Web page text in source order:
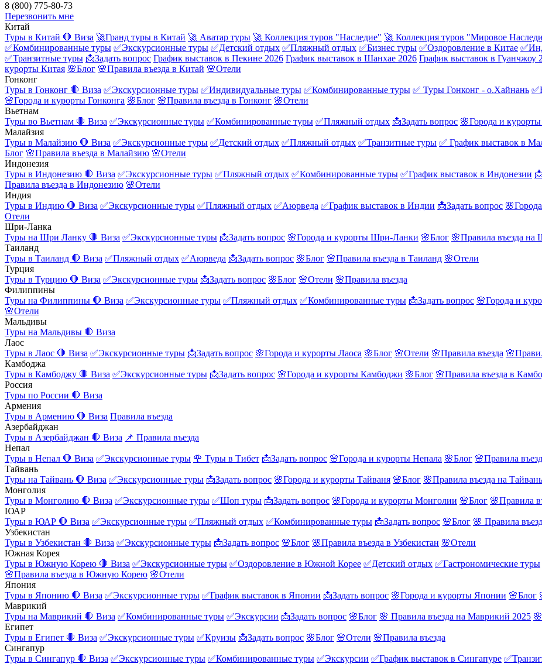
8 (800) 775-80-73
Перезвонить мне
Китай
Туры в Китай 🛑 Виза 🚀Гранд туры в Китай 🚀 Аватар туры 🚀 Коллекция туров "Наследие" 🚀 Коллекция туров "Мировое
✅Комбинированные туры ✅Экскурсионные туры ✅Детский отдых ✅Пляжный отдых ✅Бизнес туры ✅Оздоровление в Китае
✅Транзитные туры 📩Задать вопрос График выставок в Пекине 2026 График выставок в Шанхае 2026 График выставок в Гуанчжоу
курорты Китая 🌸Блог 🌸Правила въезда в Китай 🌸Отели
Гонконг
Туры в Гонконг 🛑 Виза ✅Экскурсионные туры ✅Индивидуальные туры ✅Комбинированные туры ✅ Туры Гонконг - о.Хайнань
🌸Города и курорты Гонконга 🌸Блог 🌸Правила въезда в Гонконг 🌸Отели
Вьетнам
Туры во Вьетнам 🛑 Виза ✅Экскурсионные туры ✅Комбинированные туры ✅Пляжный отдых 📩Задать вопрос 🌸Города и
Малайзия
Туры в Малайзию 🛑 Виза ✅Экскурсионные туры ✅Детский отдых ✅Пляжный отдых ✅Транзитные туры ✅ График выставок в
Блог 🌸Правила въезда в Малайзию 🌸Отели
Индонезия
Туры в Индонезию 🛑 Виза ✅Экскурсионные туры ✅Пляжный отдых ✅Комбинированные туры ✅График выставок в Индонезии
Правила въезда в Индонезию 🌸Отели
Индия
Туры в Индию 🛑 Виза ✅Экскурсионные туры ✅Пляжный отдых ✅Аюрведа ✅График выставок в Индии 📩Задать вопрос
Отели
Шри-Ланка
Туры на Шри Ланку 🛑 Виза ✅Экскурсионные туры 📩Задать вопрос 🌸Города и курорты Шри-Ланки 🌸Блог 🌸Правила въезда
Таиланд
Туры в Таиланд 🛑 Виза ✅Пляжный отдых ✅Аюрведа 📩Задать вопрос 🌸Блог 🌸Правила въезда в Таиланд 🌸Отели
Турция
Туры в Турцию 🛑 Виза ✅Экскурсионные туры 📩Задать вопрос 🌸Блог 🌸Отели 🌸Правила въезда
Филиппины
Туры на Филиппины 🛑 Виза ✅Экскурсионные туры ✅Пляжный отдых ✅Комбинированные туры 📩Задать вопрос 🌸Города и
🌸Отели
Мальдивы
Туры на Мальдивы 🛑 Виза
Лаос
Туры в Лаос 🛑 Виза ✅Экскурсионные туры 📩Задать вопрос 🌸Города и курорты Лаоса 🌸Блог 🌸Отели 🌸Правила въезда
Камбоджа
Туры в Камбоджу 🛑 Виза ✅Экскурсионные туры 📩Задать вопрос 🌸Города и курорты Камбоджи 🌸Блог 🌸Правила въезда в
Россия
Туры по России 🛑 Виза
Армения
Туры в Армению 🛑 Виза Правила въезда
Азербайджан
Туры в Азербайджан 🛑 Виза 📌 Правила въезда
Непал
Туры в Непал 🛑 Виза ✅Экскурсионные туры 🌹 Туры в Тибет 📩Задать вопрос 🌸Города и курорты Непала 🌸Блог 🌸Правила
Тайвань
Туры на Тайвань 🛑 Виза ✅Экскурсионные туры 📩Задать вопрос 🌸Города и курорты Тайваня 🌸Блог 🌸Правила въезда на Тайвань
Монголия
Туры в Монголию 🛑 Виза ✅Экскурсионные туры ✅Шоп туры 📩Задать вопрос 🌸Города и курорты Монголии 🌸Блог 🌸Правила
ЮАР
Туры в ЮАР 🛑 Виза ✅Экскурсионные туры ✅Пляжный отдых ✅Комбинированные туры 📩Задать вопрос 🌸Блог 🌸 Правила
Узбекистан
Туры в Узбекистан 🛑 Виза ✅Экскурсионные туры 📩Задать вопрос 🌸Блог 🌸Правила въезда в Узбекистан 🌸Отели
Южная Корея
Туры в Южную Корею 🛑 Виза ✅Экскурсионные туры ✅Оздоровление в Южной Корее ✅Детский отдых ✅Гастрономические туры
🌸Правила въезда в Южную Корею 🌸Отели
Япония
Туры в Японию 🛑 Виза ✅Экскурсионные туры ✅График выставок в Японии 📩Задать вопрос 🌸Города и курорты Японии 🌸Блог
Маврикий
Туры на Маврикий 🛑 Виза ✅Комбинированные туры ✅Экскурсии 📩Задать вопрос 🌸Блог 🌸 Правила въезда на Маврикий 2025
Египет
Туры в Египет 🛑 Виза ✅Экскурсионные туры ✅Круизы 📩Задать вопрос 🌸Блог 🌸Отели 🌸Правила въезда
Сингапур
Туры в Сингапур 🛑 Виза ✅Экскурсионные туры ✅Комбинированные туры ✅Экскурсии ✅График выставок в Сингапуре